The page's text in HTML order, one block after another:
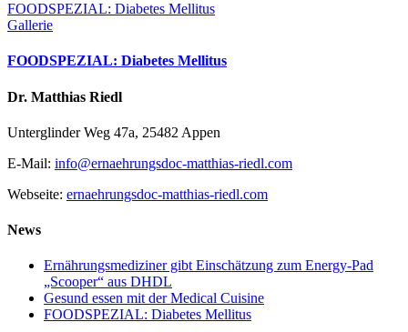
FOODSPEZIAL: Diabetes Mellitus
Gallerie
FOODSPEZIAL: Diabetes Mellitus
Dr. Matthias Riedl
Unterglinder Weg 47a, 25482 Appen
E-Mail: info@ernaehrungsdoc-matthias-riedl.com
Webseite: ernaehrungsdoc-matthias-riedl.com
News
Ernährungsmediziner gibt Einschätzung zum Energy-Pad
„Scooper“ aus DHDL
Gesund essen mit der Medical Cuisine
FOODSPEZIAL: Diabetes Mellitus